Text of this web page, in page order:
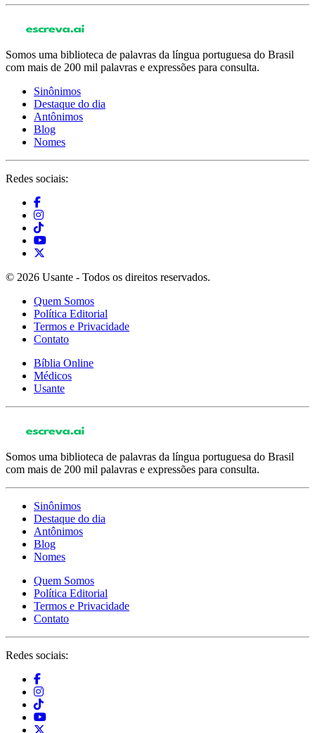
Somos uma biblioteca de palavras da língua portuguesa do Brasil
com mais de 200 mil palavras e expressões para consulta.
Sinônimos
Destaque do dia
Antônimos
Blog
Nomes
Redes sociais:
© 2026 Usante - Todos os direitos reservados.
Quem Somos
Política Editorial
Termos e Privacidade
Contato
Bíblia Online
Médicos
Usante
Somos uma biblioteca de palavras da língua portuguesa do Brasil
com mais de 200 mil palavras e expressões para consulta.
Sinônimos
Destaque do dia
Antônimos
Blog
Nomes
Quem Somos
Política Editorial
Termos e Privacidade
Contato
Redes sociais: